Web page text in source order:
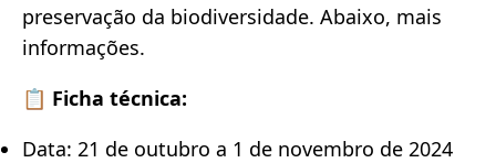
preservação da biodiversidade. Abaixo, mais
informações.
📋 Ficha técnica:
Data: 21 de outubro a 1 de novembro de 2024